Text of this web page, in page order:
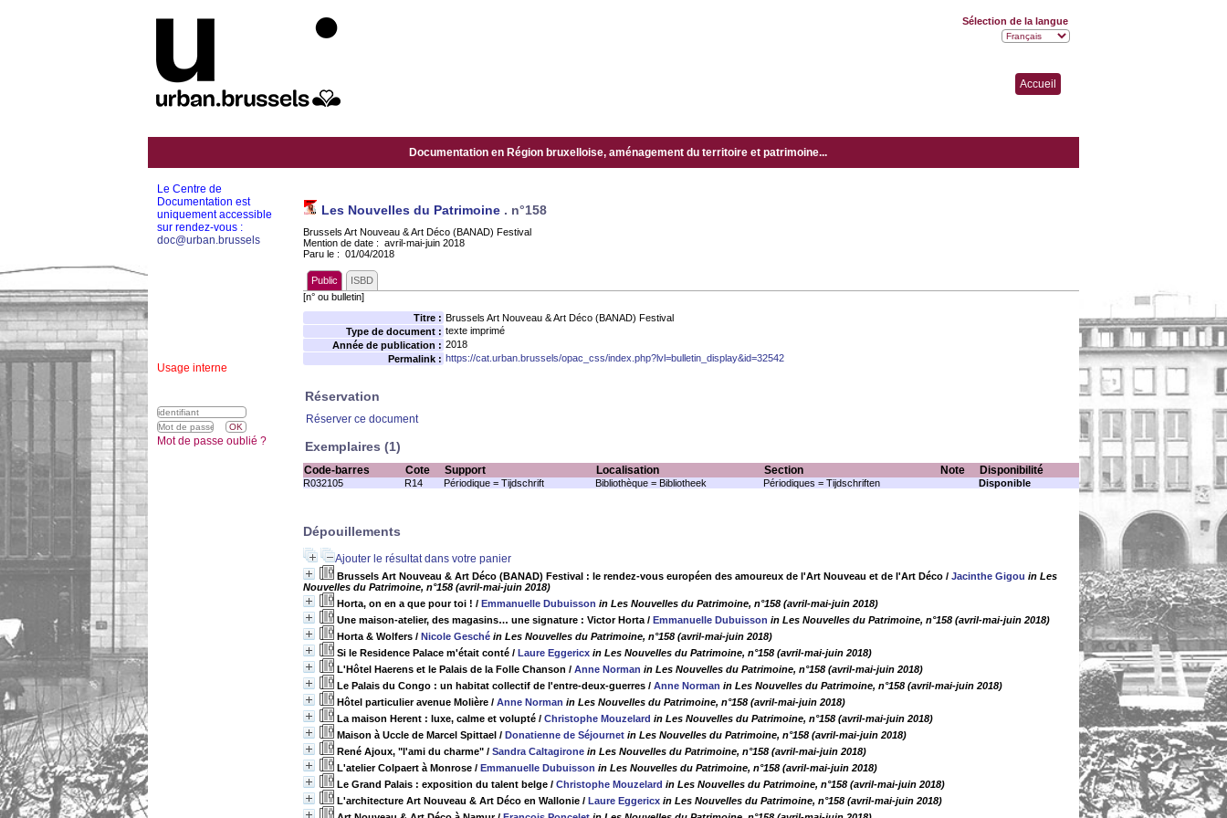
Accueil
Documentation en Région bruxelloise, aménagement du territoire et patrimoine...
Les Nouvelles du Patrimoine . n°158
Brussels Art Nouveau & Art Déco (BANAD) Festival
Mention de date : avril-mai-juin 2018
Paru le : 01/04/2018
Public
ISBD
[n° ou bulletin]
Titre : Brussels Art Nouveau & Art Déco (BANAD) Festival
Type de document : texte imprimé
Année de publication : 2018
Permalink : https://cat.urban.brussels/opac_css/index.php?lvl=bulletin_display&id=32542
Réservation
Réserver ce document
Exemplaires (1)
Code-barres Cote Support Localisation Section Note Disponibilité
R032105 R14 Périodique = Tijdschrift Bibliothèque = Bibliotheek Périodiques = Tijdschriften Disponible
Dépouillements
Ajouter le résultat dans votre panier
Brussels Art Nouveau & Art Déco (BANAD) Festival : le rendez-vous européen des amoureux de l'Art Nouveau et de l'Art Déco / Jacinthe Gigou in Les
Nouvelles du Patrimoine, n°158 (avril-mai-juin 2018)
Horta, on en a que pour toi ! / Emmanuelle Dubuisson in Les Nouvelles du Patrimoine, n°158 (avril-mai-juin 2018)
Une maison-atelier, des magasins… une signature : Victor Horta / Emmanuelle Dubuisson in Les Nouvelles du Patrimoine, n°158 (avril-mai-juin 2018)
Horta & Wolfers / Nicole Gesché in Les Nouvelles du Patrimoine, n°158 (avril-mai-juin 2018)
Si le Residence Palace m'était conté / Laure Eggericx in Les Nouvelles du Patrimoine, n°158 (avril-mai-juin 2018)
L'Hôtel Haerens et le Palais de la Folle Chanson / Anne Norman in Les Nouvelles du Patrimoine, n°158 (avril-mai-juin 2018)
Le Palais du Congo : un habitat collectif de l'entre-deux-guerres / Anne Norman in Les Nouvelles du Patrimoine, n°158 (avril-mai-juin 2018)
Hôtel particulier avenue Molière / Anne Norman in Les Nouvelles du Patrimoine, n°158 (avril-mai-juin 2018)
La maison Herent : luxe, calme et volupté / Christophe Mouzelard in Les Nouvelles du Patrimoine, n°158 (avril-mai-juin 2018)
Maison à Uccle de Marcel Spittael / Donatienne de Séjournet in Les Nouvelles du Patrimoine, n°158 (avril-mai-juin 2018)
René Ajoux, "l'ami du charme" / Sandra Caltagirone in Les Nouvelles du Patrimoine, n°158 (avril-mai-juin 2018)
L'atelier Colpaert à Monrose / Emmanuelle Dubuisson in Les Nouvelles du Patrimoine, n°158 (avril-mai-juin 2018)
Le Grand Palais : exposition du talent belge / Christophe Mouzelard in Les Nouvelles du Patrimoine, n°158 (avril-mai-juin 2018)
L'architecture Art Nouveau & Art Déco en Wallonie / Laure Eggericx in Les Nouvelles du Patrimoine, n°158 (avril-mai-juin 2018)
Le Centre de
Documentation est
uniquement accessible
sur rendez-vous :
doc@urban.brussels
Usage interne
Sélection de la langue
Mot de passe oublié ?